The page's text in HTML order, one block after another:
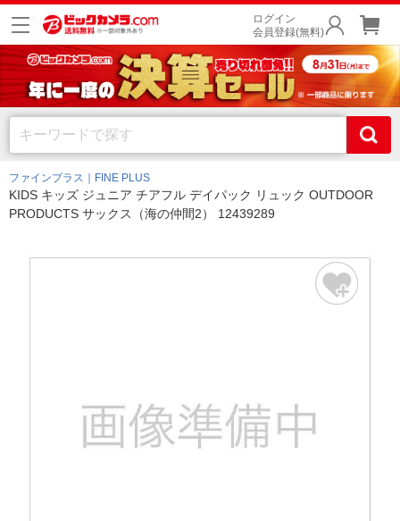
ログイン
会員登録(無料)
ファインプラス｜FINE PLUS
KIDS キッズ ジュニア チアフル デイパック リュック OUTDOOR
PRODUCTS サックス（海の仲間2） 12439289